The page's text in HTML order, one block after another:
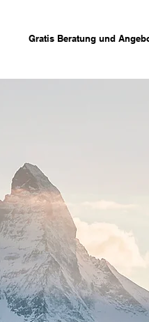
Gratis Beratung und